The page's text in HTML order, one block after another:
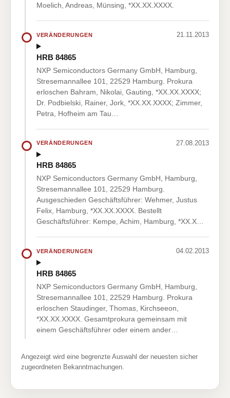
Moelich, Andreas, Münsing, *XX.XX.XXXX.
VERÄNDERUNGEN 21.11.2013
HRB 84865
NXP Semiconductors Germany GmbH, Hamburg,
Stresemannallee 101, 22529 Hamburg. Prokura
erloschen Bahram, Nikolai, Gauting, *XX.XX.XXXX;
Dr. Podbielski, Rainer, Jork, *XX.XX.XXXX; Zimmer,
Petra, Hofheim am Tau…
VERÄNDERUNGEN 27.08.2013
HRB 84865
NXP Semiconductors Germany GmbH, Hamburg,
Stresemannallee 101, 22529 Hamburg.
Ausgeschieden Geschäftsführer: Wehmer, Justus
Felix, Hamburg, *XX.XX.XXXX. Bestellt
Geschäftsführer: Kempe, Achim, Hamburg, *XX.X…
VERÄNDERUNGEN 04.02.2013
HRB 84865
NXP Semiconductors Germany GmbH, Hamburg,
Stresemannallee 101, 22529 Hamburg. Prokura
erloschen Staudinger, Thomas, Kirchseeon,
*XX.XX.XXXX. Gesamtprokura gemeinsam mit
einem Geschäftsführer oder einem ander…
Angezeigt wird eine begrenzte Auswahl der neuesten sicher
zugeordneten Bekanntmachungen.